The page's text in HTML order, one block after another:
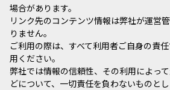
場合があります。
リンク先のコンテンツ情報は弊社が運営
りません。
ご利用の際は、すべて利用者ご自身の責
用ください。
弊社では情報の信頼性、その利用によっ
どについて、一切責任を負わないものとし